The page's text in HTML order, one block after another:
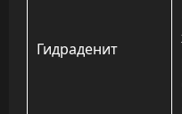
Гидраденит